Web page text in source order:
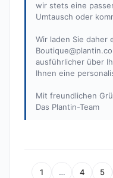
wir stets eine
Umtausch oder
Wir laden Sie daher
ausführlicher über
Ihnen eine
Mit freundlichen
Das Plantin-Team
1 … 4 5